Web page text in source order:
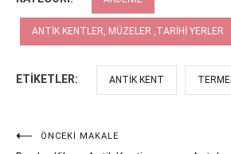
ANTIK KENTLER, MÜZELER ,TARIHI YERLER
ETIKETLER: ANTIK KENT
YazıÖNCEKI MAKALE